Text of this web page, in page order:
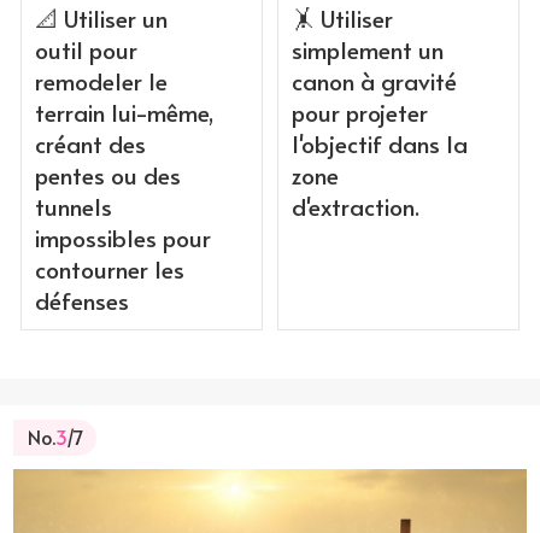
📐 Utiliser un
outil pour
remodeler le
terrain lui-même,
créant des
pentes ou des
tunnels
impossibles pour
contourner les
défenses
🤸 Utiliser
simplement un
canon à gravité
pour projeter
l'objectif dans la
zone
d'extraction.
No.3/7